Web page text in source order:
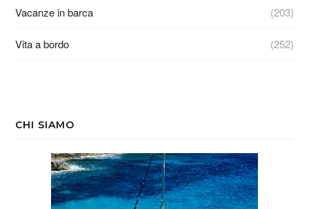
Vacanze in barca (203)
Vita a bordo (252)
CHI SIAMO